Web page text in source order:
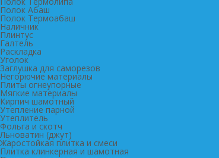
Полок Абаш
Полок Термоабаш
Наличник
Плинтус
Галтель
Раскладка
Уголок
Заглушка для саморезов
Негорючие материалы
Плиты огнеупорные
Мягкие материалы
Кирпич шамотный
Утепление парной
Утеплитель
Фольга и скотч
Льноватин (джут)
Жаростойкая плитка и смеси
Плитка клинкерная и шамотная